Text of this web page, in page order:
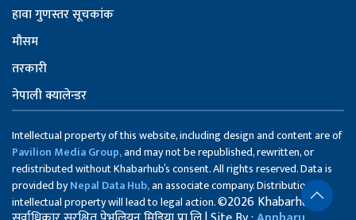
हावा गुणस्तर सूचकांक
मौसम
तरकारी
नेपाली क्यालेन्डर
Intellectual property of this website, including design and content are of
Pavilion Media Group,and may not be republished, rewritten, or
redistributed without Khabarhub’s consent. All rights reserved. Data is
provided byNepal Data Hub,an associate company. Distribution of
intellectual property will lead to legal action.©2026 Khabarhub